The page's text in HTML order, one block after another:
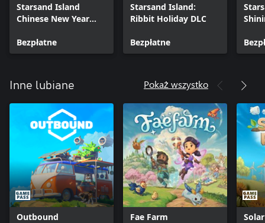
Starsand Island
Chinese New Year
DLC
Bezpłatne
Starsand Island:
Ribbit Holiday DLC
Bezpłatne
Inne lubiane Pokaż wszystko
Outbound Fae Farm